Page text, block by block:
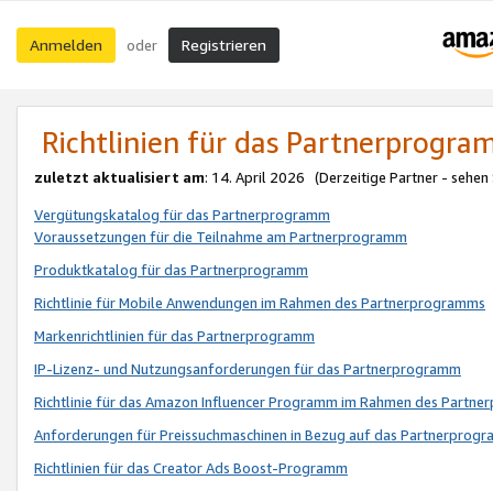
Anmelden oder Registrieren
Richtlinien für das
zuletzt aktualisiert am: 14. April 2026 (Derzeitige Partner - sehen
Vergütungskatalog für das Partnerprogramm
Voraussetzungen für die Teilnahme am Partnerprogramm
Produktkatalog für das Partnerprogramm
Richtlinie für Mobile Anwendungen im Rahmen des Partnerprogramms
Markenrichtlinien für das Partnerprogramm
IP-Lizenz- und Nutzungsanforderungen für das Partnerprogramm
Richtlinie für das Amazon Influencer Programm im Rahmen des
Anforderungen für Preissuchmaschinen in Bezug auf das
Richtlinien für das Creator Ads Boost-Programm